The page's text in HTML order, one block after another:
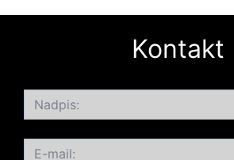
Kontakt